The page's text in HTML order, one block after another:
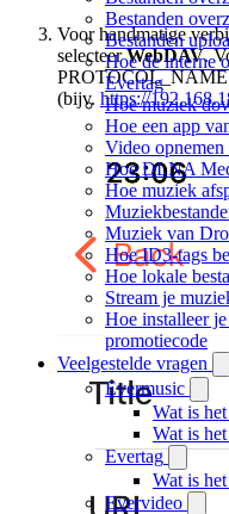
Bestanden
Bestanden
Hoe de interne
Evertag
Hoe muziek
Hoe een app
Video
Hoe DLNA
Hoe muziek
Muziek van
Hoe ID3-tags
Hoe lokale
Stream je
Hoe installeer
promotiecode
Veelgestelde vragen
Evermusic
Wat is
Wat is
Evertag
Wat is
Evervideo
Voor handmatige
selecteerWebDAV.
(bijv. https://